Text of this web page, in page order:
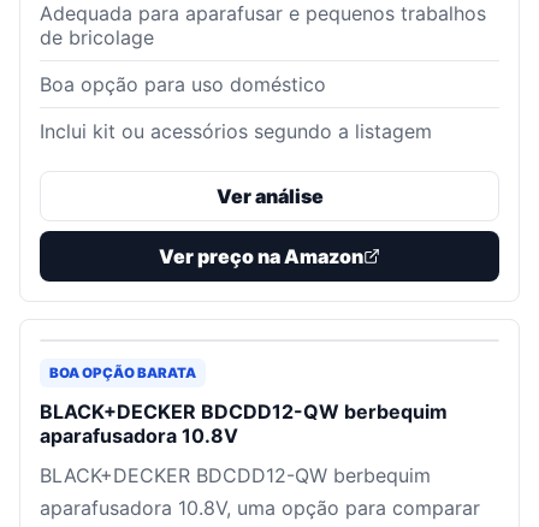
Adequada para aparafusar e pequenos trabalhos
de bricolage
Boa opção para uso doméstico
Inclui kit ou acessórios segundo a listagem
Ver análise
Ver preço na Amazon
BOA OPÇÃO BARATA
BLACK+DECKER BDCDD12-QW berbequim
aparafusadora 10.8V
BLACK+DECKER BDCDD12-QW berbequim
aparafusadora 10.8V, uma opção para comparar